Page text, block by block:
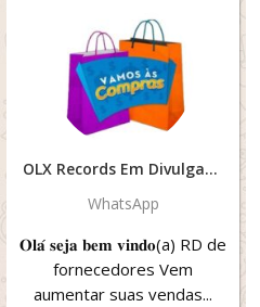
OLX Records Em Divulgação
WhatsApp
𝐎𝐥𝐚́ 𝐬𝐞𝐣𝐚 𝐛𝐞𝐦 𝐯𝐢𝐧𝐝𝐨(a) RD de
fornecedores Vem
aumentar suas vendas...